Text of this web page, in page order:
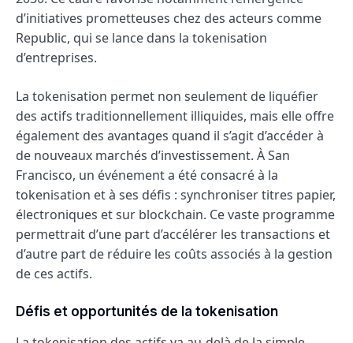
d’initiatives prometteuses chez des acteurs comme
Republic, qui se lance dans la tokenisation
d’entreprises.
La tokenisation permet non seulement de liquéfier
des actifs traditionnellement illiquides, mais elle offre
également des avantages quand il s’agit d’accéder à
de nouveaux marchés d’investissement. À San
Francisco, un événement a été consacré à la
tokenisation et à ses défis : synchroniser titres papier,
électroniques et sur blockchain. Ce vaste programme
permettrait d’une part d’accélérer les transactions et
d’autre part de réduire les coûts associés à la gestion
de ces actifs.
Défis et opportunités de la tokenisation